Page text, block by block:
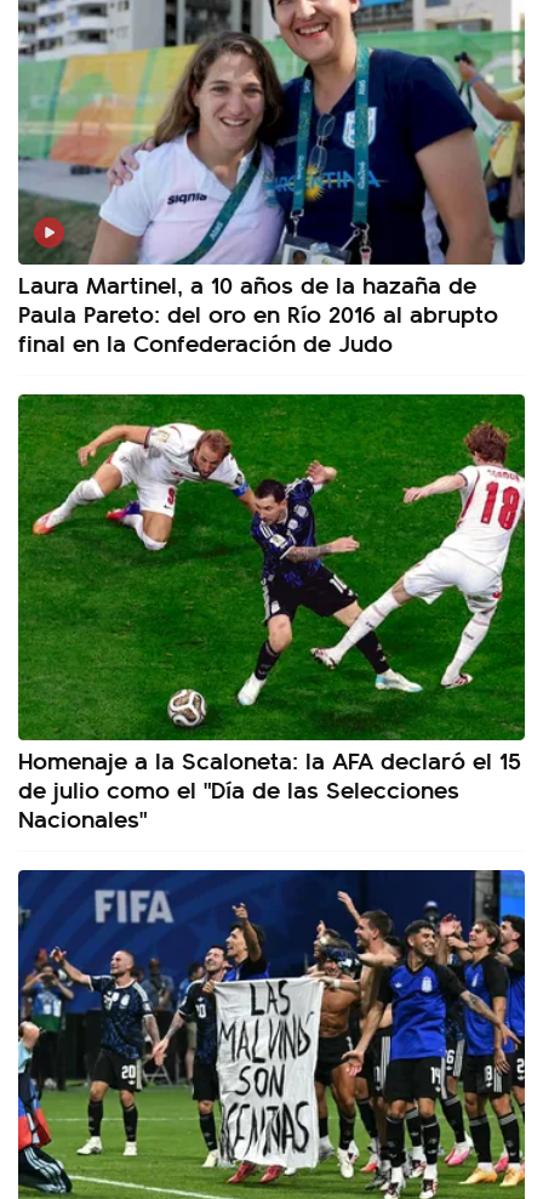
Laura Martinel, a 10 años de la hazaña de
Paula Pareto: del oro en Río 2016 al abrupto
final en la Confederación de Judo
Homenaje a la Scaloneta: la AFA declaró el 15
de julio como el "Día de las Selecciones
Nacionales"